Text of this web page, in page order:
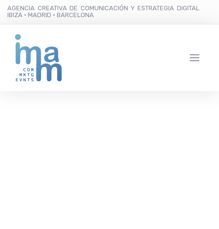
AGENCIA CREATIVA DE COMUNICACIÓN Y ESTRATEGIA DIGITAL
IBIZA · MADRID · BARCELONA